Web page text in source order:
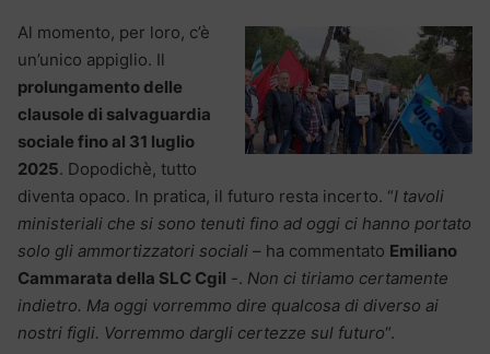
Al momento, per loro, c’è
un’unico appiglio. Il
prolungamento delle
clausole di salvaguardia
sociale fino al 31 luglio
2025. Dopodichè, tutto
diventa opaco. In pratica, il futuro resta incerto. “I tavoli
ministeriali che si sono tenuti fino ad oggi ci hanno portato
solo gli ammortizzatori sociali – ha commentato Emiliano
Cammarata della SLC Cgil -. Non ci tiriamo certamente
indietro. Ma oggi vorremmo dire qualcosa di diverso ai
nostri figli. Vorremmo dargli certezze sul futuro“.